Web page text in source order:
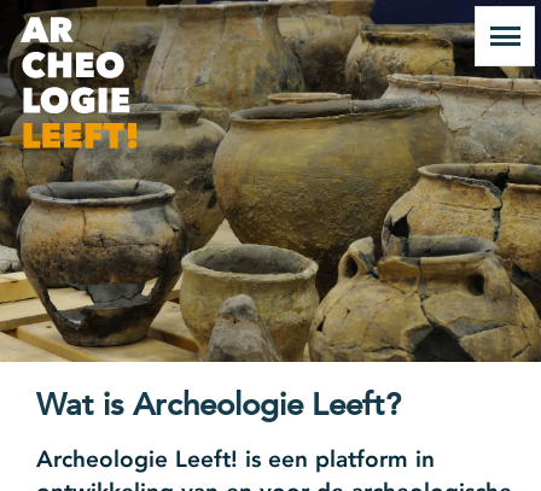
Wat is Archeologie Leeft?
Archeologie Leeft! is een platform in